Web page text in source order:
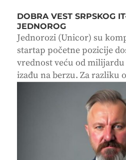
DOBRA VEST SRPSKOG
JEDNOROG
Jednorozi (Unicor) su
startap početne pozicije
vrednost veću od
izađu na berzu. Za razliku